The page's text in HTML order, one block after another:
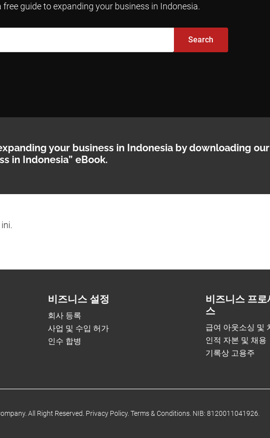
guide to expanding your business in Indonesia.
Search
your business in Indonesia by downloading our
in Indonesia” eBook.
비즈니스 설정
회사 등록
사업 및 수입 허가
인수 합병
비즈니스 프
스
급여 아웃소싱 및
인적 자본 및 채용
기록상 고용주
All Right Reserved. Privacy Policy. Terms & Conditions. NIB: 8120011041926.